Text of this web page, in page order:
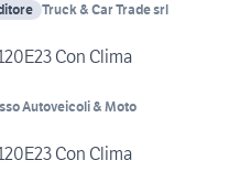
Truck & Car Trade srl
Con Clima
Autoveicoli & Moto
Con Clima